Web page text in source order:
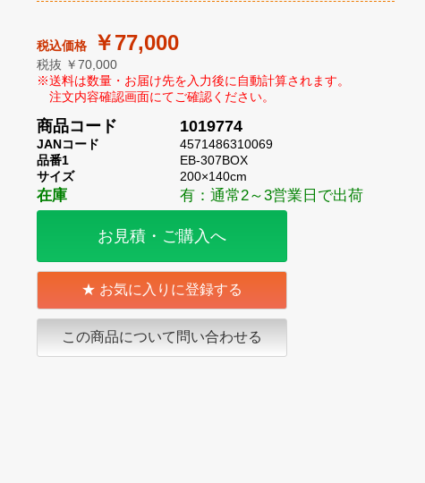
￥77,000
税抜 ￥70,000
商品コード 1019774
JANコード
4571486310069
品番1
EB-307BOX
サイズ
200×140cm
在庫 有：通常2～3営業日で出荷
お見積・ご購入へ
この商品について問い合わせる
お気に入りに登録する